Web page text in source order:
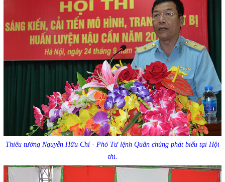
Thiếu tướng Nguyễn Hữu Chí - Phó Tư lệnh Quân chủng phát biểu tại Hội
thi.